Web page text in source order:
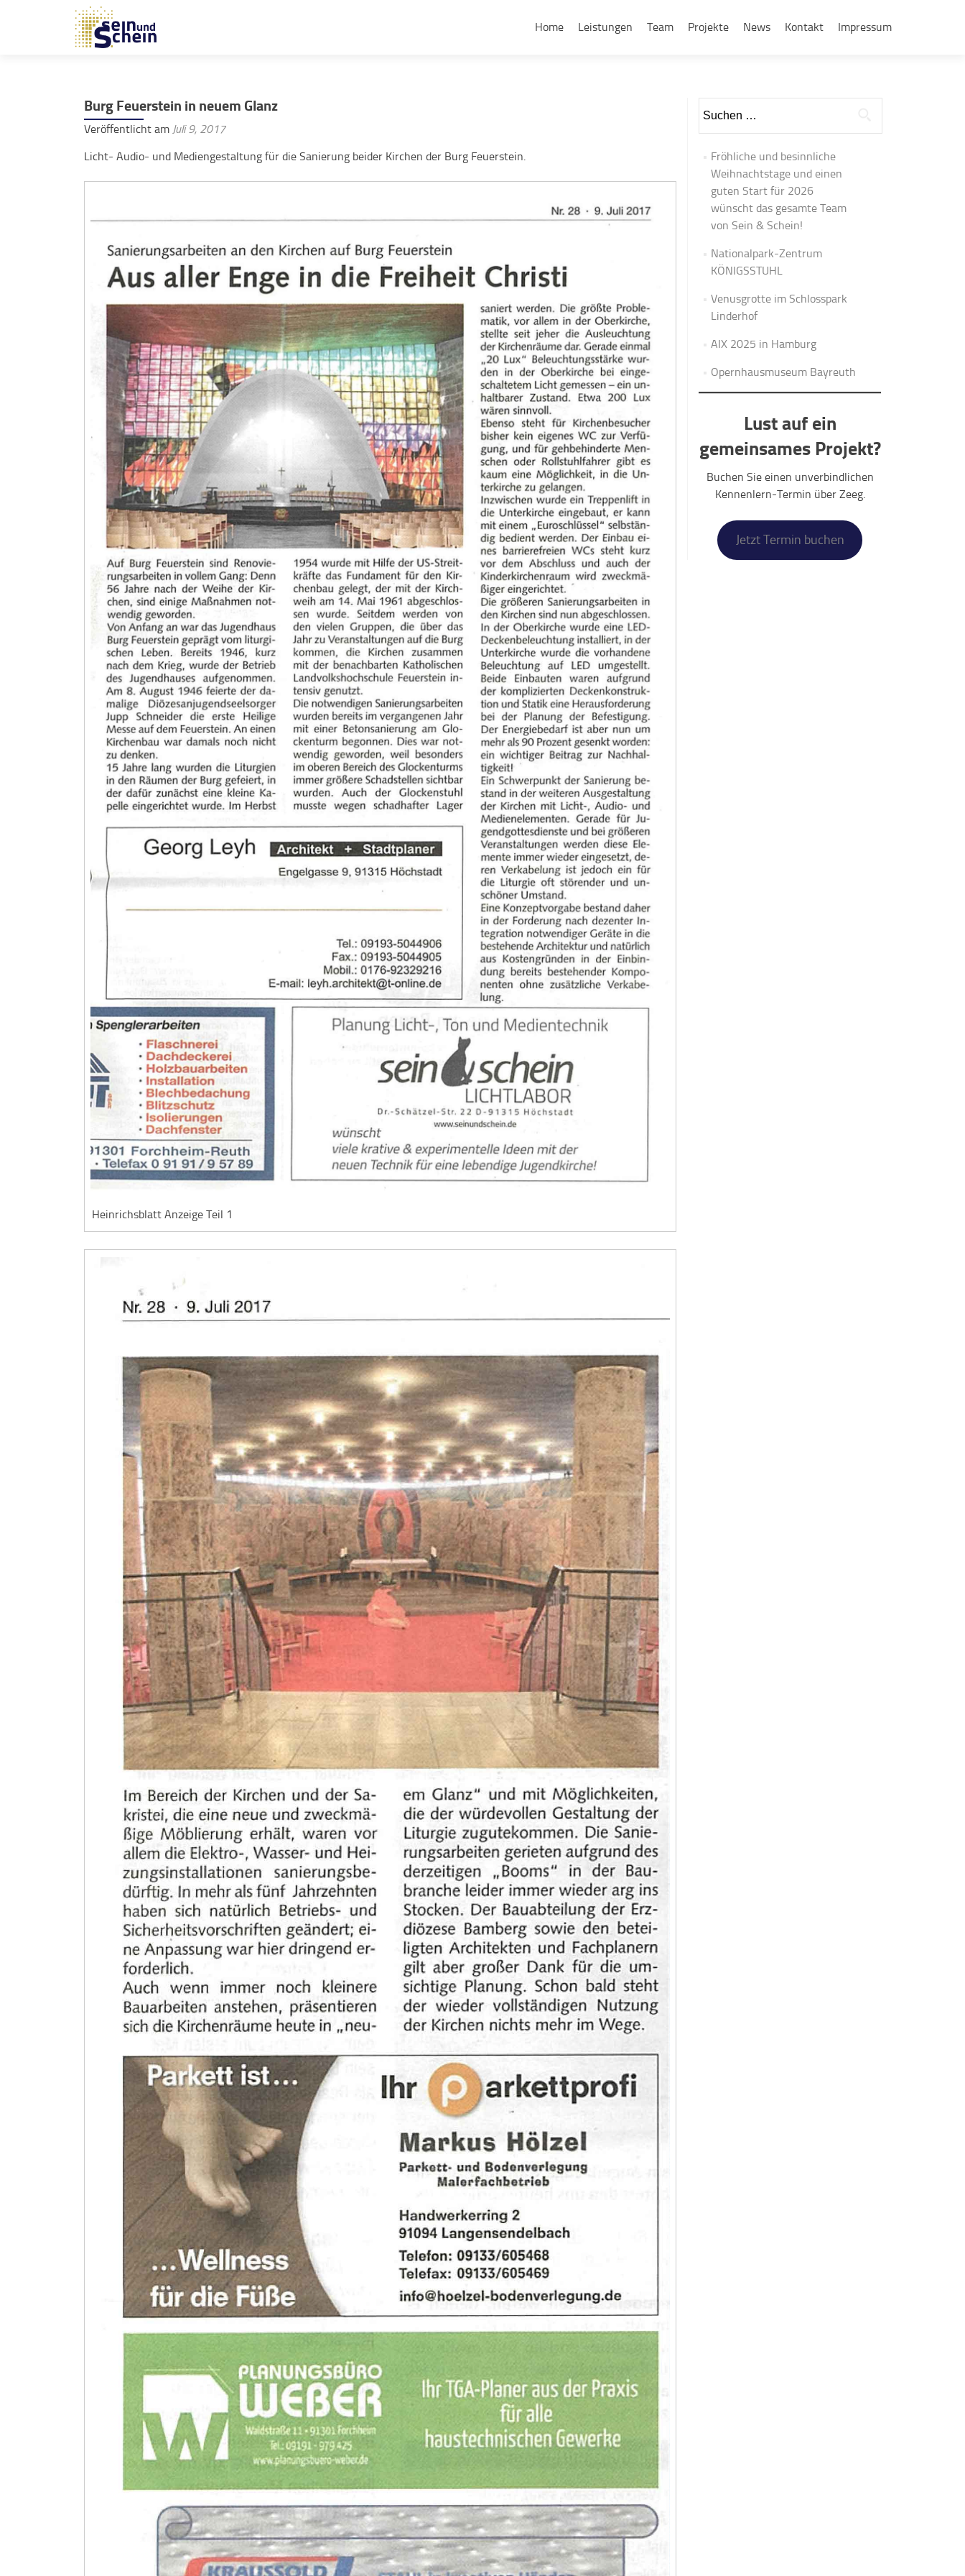
Inhalt
Home Leistungen Team Projekte News Kontakt Impressum
Burg Feuerstein in neuem Glanz
Veröffentlicht am Juli 9, 2017
Licht- Audio- und Mediengestaltung für die Sanierung beider Kirchen der Burg Feuerstein.
Heinrichsblatt Anzeige Teil 1
nach:
Fröhliche und besinnliche
Weihnachtstage und einen
guten Start für 2026
wünscht das gesamte Team
von Sein & Schein!
Nationalpark-Zentrum
KÖNIGSSTUHL
Venusgrotte im Schlosspark
Linderhof
AIX 2025 in Hamburg
Opernhausmuseum Bayreuth
Lust auf ein
gemeinsames Projekt?
Buchen Sie einen unverbindlichen
Kennenlern-Termin über Zeeg.
Jetzt Termin buchen